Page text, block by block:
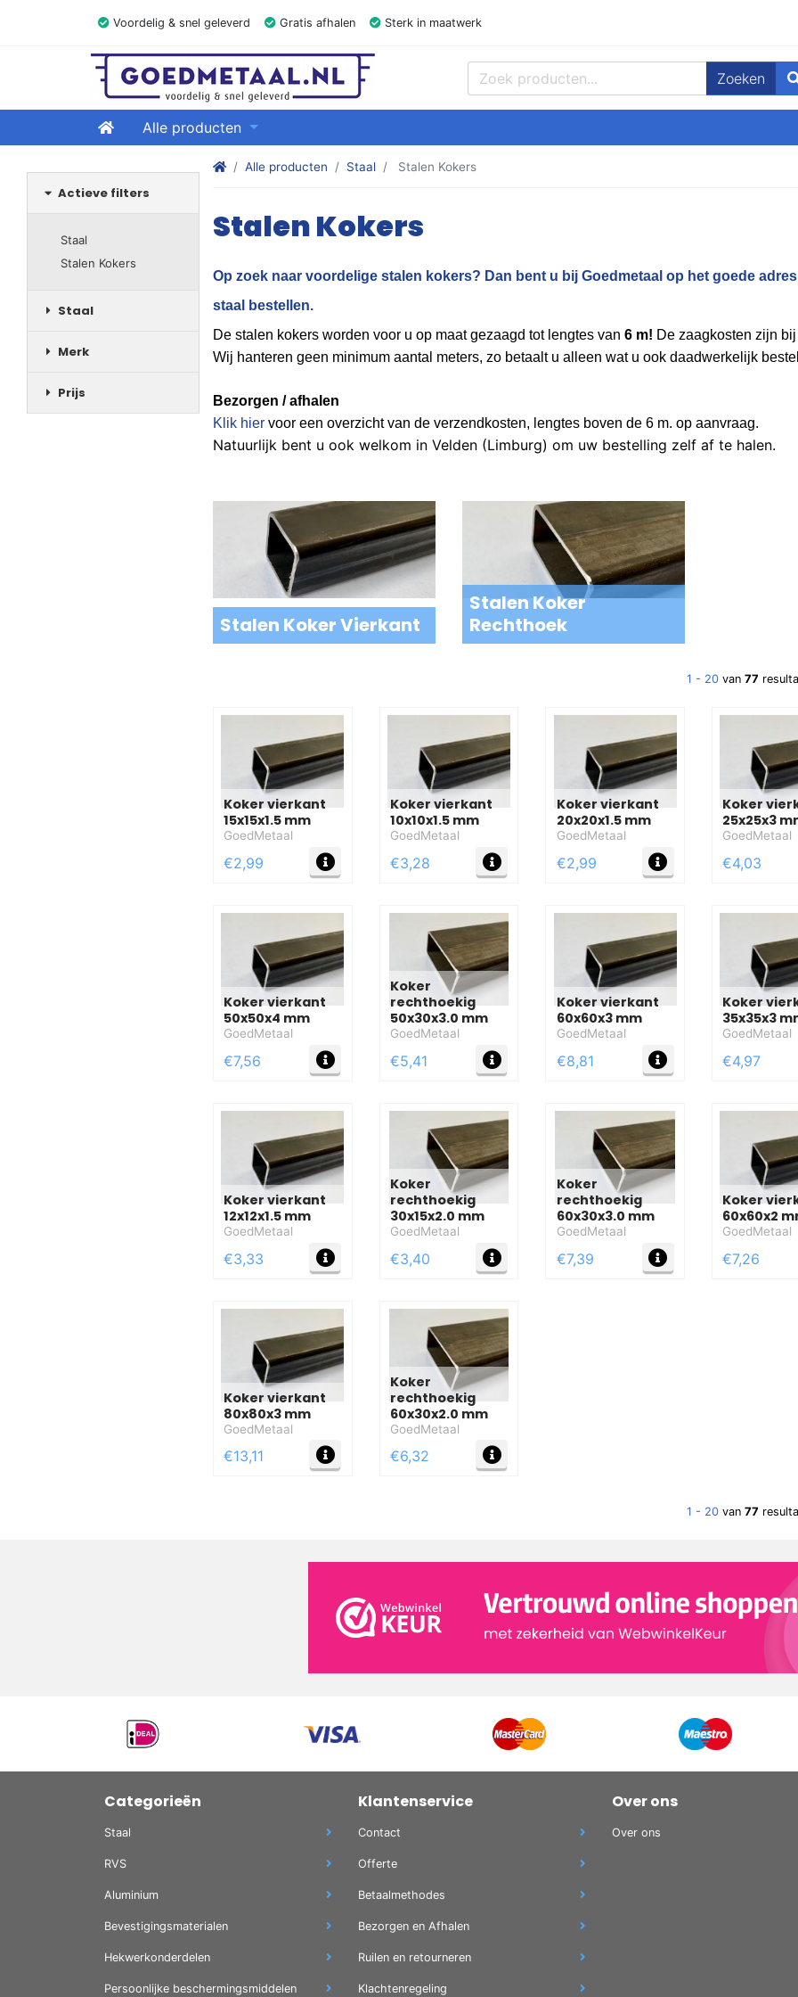
Voordelig & snel geleverd Gratis afhalen Sterk in maatwerk
GOEDMETAAL.NL
Zoeken
HomeAlle producten
Actieve filters
Staal
Stalen Kokers
Staal
Merk
Prijs
Stalen kokers, hoekstaal, Balk, Buizen Plat, Strippen, Plaat en meer! Goedmetaal voor de beste
Alle producten Staal Stalen Kokers
Stalen Kokers
Op zoek naar voordelige stalen kokers? Dan bent u bij Goedmetaal op het goede
staal bestellen.
De stalen kokers worden voor u op maat gezaagd tot lengtes van 6 m! De zaagkosten zijn
Wij hanteren geen minimum aantal meters, zo betaalt u alleen wat u ook daadwerkelijk
Bezorgen / afhalen
Klik hier voor een overzicht van de verzendkosten, lengtes boven de 6 m. op aanvraag.
Natuurlijk bent u ook welkom in Velden (Limburg) om uw bestelling zelf af te halen.
Stalen Koker Vierkant
Stalen Koker
Rechthoek
1 - 20 van 77
Koker vierkant
15x15x1.5 mm
GoedMetaal
€2,99 MEER INFO
Koker vierkant
10x10x1.5 mm
GoedMetaal
€3,28 MEER INFO
Koker vierkant
20x20x1.5 mm
GoedMetaal
€2,99 MEER INFO
Koker
25x25x3
GoedMetaal
€4,03
Koker vierkant
50x50x4 mm
GoedMetaal
€7,56 MEER INFO
Koker
rechthoekig
50x30x3.0 mm
GoedMetaal
€5,41 MEER INFO
Koker vierkant
60x60x3 mm
GoedMetaal
€8,81 MEER INFO
Koker
35x35x3
GoedMetaal
€4,97
Koker vierkant
12x12x1.5 mm
GoedMetaal
€3,33 MEER INFO
Koker
rechthoekig
30x15x2.0 mm
GoedMetaal
€3,40 MEER INFO
Koker
rechthoekig
60x30x3.0 mm
GoedMetaal
€7,39 MEER INFO
Koker
60x60x2
GoedMetaal
€7,26
Koker vierkant
80x80x3 mm
GoedMetaal
€13,11 MEER INFO
Koker
rechthoekig
60x30x2.0 mm
GoedMetaal
€6,32
1 - 20 van 77
Categorieën
Staal
RVS
Aluminium
Bevestigingsmaterialen
Hekwerkonderdelen
Persoonlijke beschermingsmiddelen
Klantenservice
Contact
Offerte
Betaalmethodes
Bezorgen en Afhalen
Ruilen en retourneren
Klachtenregeling
Over ons
Over ons